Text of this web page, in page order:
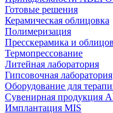
Готовые решения
Керамическая облицовка
Полимеризация
Пресскерамика и
Термопрессование
Литейная лаборатория
Гипсовочная лаборатория
Оборудование для
Сувенирная продукция
Имплантация MIS